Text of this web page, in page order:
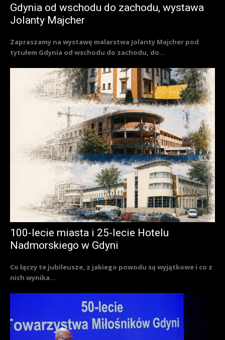
Gdynia od wschodu do zachodu, wystawa
Jolanty Majcher
Zapraszamy na wystawę malarstwa Jolanty Majcher pod
tytułem Gdynia od wschodu do zachodu, do...
100-lecie miasta i 25-lecie Hotelu
Nadmorskiego w Gdyni
Co łączy te jubileusze, z jakiego powodu są wyjątkowe i co z
nich wynika...